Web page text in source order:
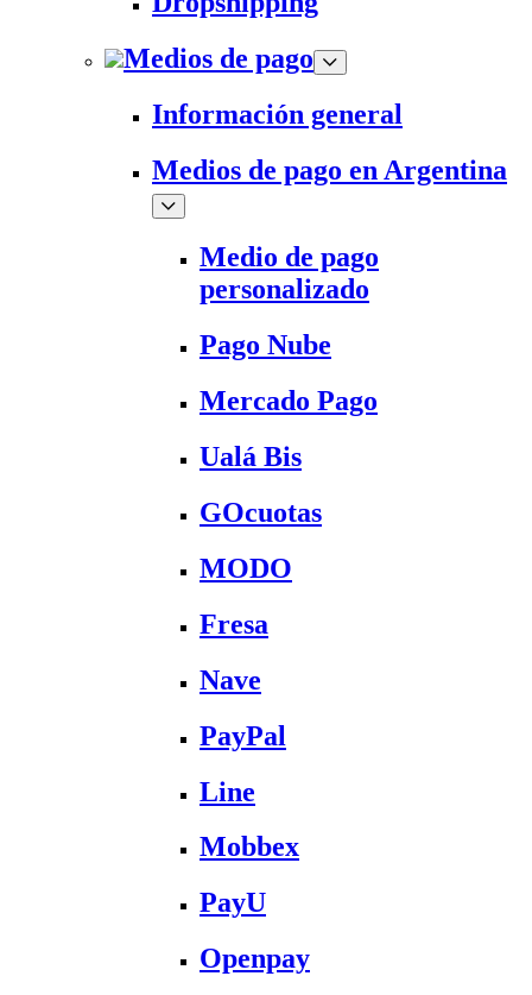
Medios de pago
Información general
Medios de pago en Argentina
Medio de pago
personalizado
Pago Nube
Mercado Pago
Ualá Bis
GOcuotas
MODO
Fresa
Nave
PayPal
Line
Mobbex
PayU
Openpay